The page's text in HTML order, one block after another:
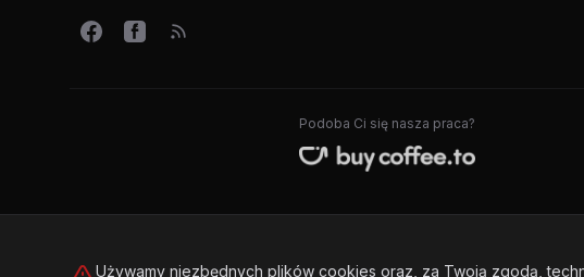
Podoba Ci się nasza praca?
Używamy niezbędnych plików cookies oraz, za Twoją zgodą,